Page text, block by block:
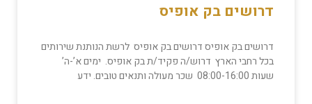
דרושים בק אופיס
דרושים בק אופיס דרושים בק אופיס לרשת הנותנת שירותים
בכל רחבי הארץ דרוש/ה פקיד/ת בק אופיס. ימים א’-ה’
שעות 08:00-16:00 שכר מעולה ותנאים טובים. ידע